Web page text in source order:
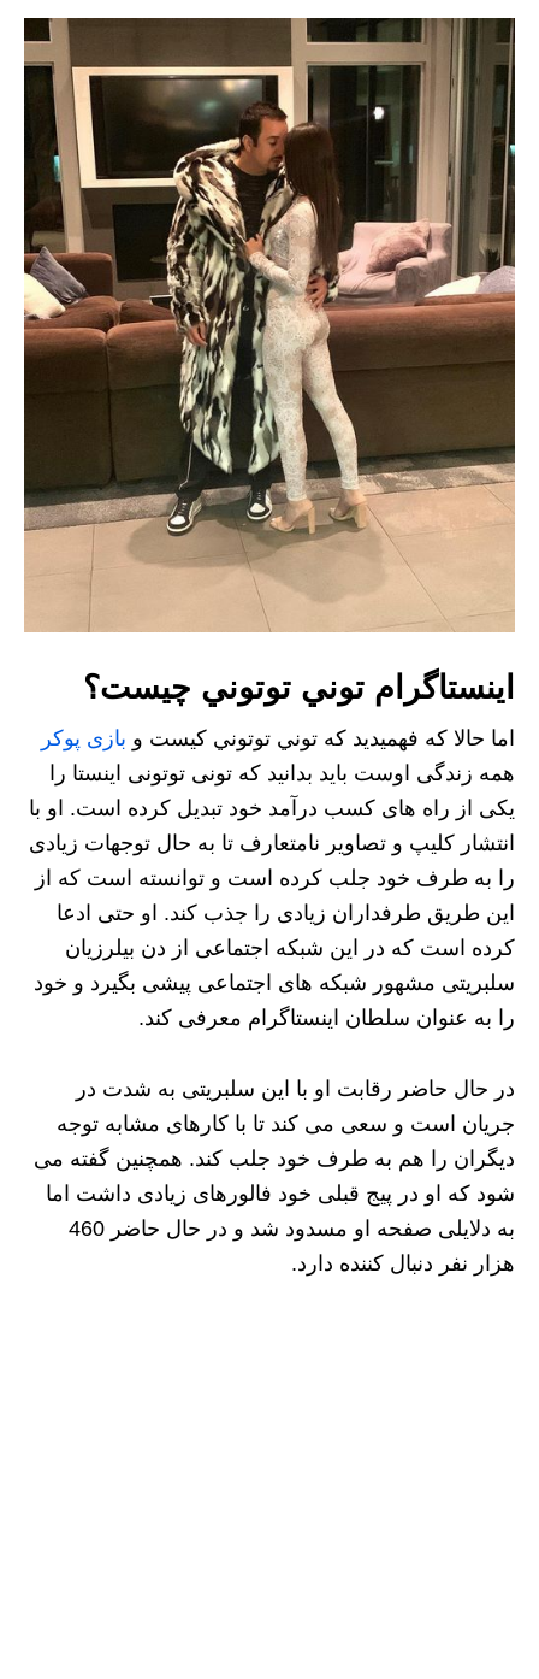
اينستاگرام توني توتوني چیست؟
اما حالا که فهمیدید که توني توتوني كيست و بازی پوکر
همه زندگی اوست باید بدانید که تونی توتونی اینستا را
یکی از راه های کسب درآمد خود تبدیل کرده است. او با
انتشار کلیپ و تصاویر نامتعارف تا به حال توجهات زیادی
را به طرف خود جلب کرده است و توانسته است که از
این طریق طرفداران زیادی را جذب کند. او حتی ادعا
کرده است که در این شبکه اجتماعی از دن بیلرزیان
سلبریتی مشهور شبکه های اجتماعی پیشی بگیرد و خود
را به عنوان سلطان اینستاگرام معرفی کند.
در حال حاضر رقابت او با این سلبریتی به شدت در
جریان است و سعی می کند تا با کارهای مشابه توجه
دیگران را هم به طرف خود جلب کند. همچنین گفته می
شود که او در پیج قبلی خود فالورهای زیادی داشت اما
به دلایلی صفحه او مسدود شد و در حال حاضر 460
هزار نفر دنبال کننده دارد.